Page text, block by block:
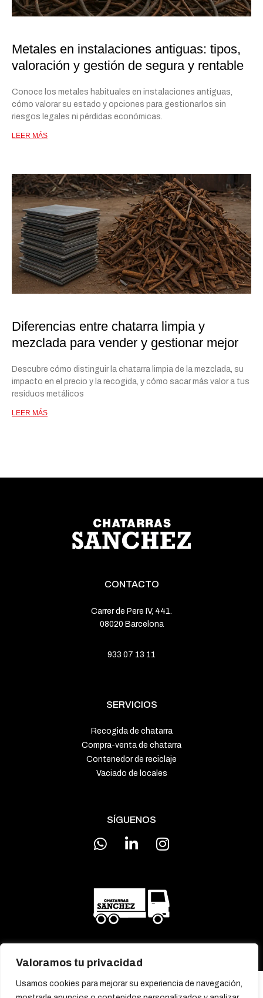
Valoramos tu privacidad
Usamos cookies para mejorar su experiencia de navegación,
Metales en instalaciones antiguas: tipos,
valoración y gestión de segura y rentable
Conoce los metales habituales en instalaciones antiguas,
cómo valorar su estado y opciones para gestionarlos sin
riesgos legales ni pérdidas económicas.
LEER MÁS
Diferencias entre chatarra limpia y
mezclada para vender y gestionar mejor
Descubre cómo distinguir la chatarra limpia de la mezclada, su
impacto en el precio y la recogida, y cómo sacar más valor a tus
residuos metálicos
LEER MÁS
CONTACTO
Carrer de Pere IV, 441.
08020 Barcelona
933 07 13 11
SERVICIOS
Recogida de chatarra
Compra-venta de chatarra
Contenedor de reciclaje
Vaciado de locales
SÍGUENOS
MENÚ